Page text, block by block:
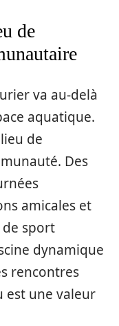
de
va au-delà
aquatique.
de
Des
amicales et
de sport
dynamique
rencontres
est une valeur